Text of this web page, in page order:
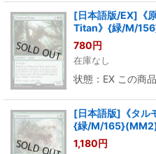
[日本語版/EX]《
Titan》{緑/M/
780円
在庫なし
状態：EX この商
[日本語版]《タル
{緑/M/
1,180円